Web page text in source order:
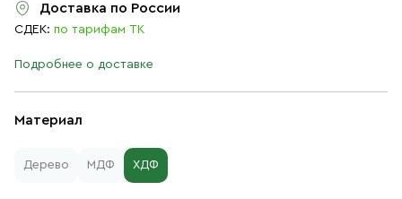
Материал
Дерево МДФ ХДФ
Доставка по России
СДЕК: по тарифам ТК
Подробнее о доставке